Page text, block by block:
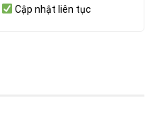
Cập nhật liên tục